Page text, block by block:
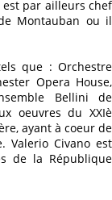
par ailleurs chef
Montauban ou il
que : Orchestre
Opera House,
Bellini de
oeuvres du XXIè
ayant à coeur de
Valerio Civano est
de la République